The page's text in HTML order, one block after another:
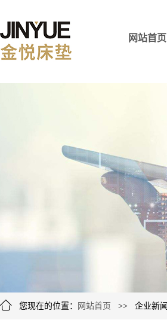
网站首页
您现在的位置： 网站首页 >> 企业新闻